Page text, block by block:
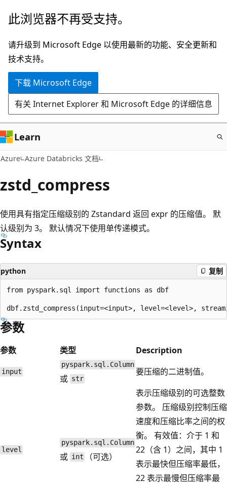
跳
主
要
内
此浏览器不再受支持。
请升级到 Microsoft Edge 以使用最新的功能、安全更新和
技术支持。
下载 Microsoft Edge
有关 Internet Explorer 和 Microsoft Edge 的详细信息
Learn
Azure Azure Databricks 文档
zstd_compress
使用具有指定压缩级别的 Zstandard 返回 expr 的压缩值。 默
认级别为 3。 默认情况下使用单传递模式。
Syntax
python 复制
from pyspark.sql import functions as dbf
参数
参数 类型 Description
input
pyspark.sql.Column
或 str
要压缩的二进制值。
level
pyspark.sql.Column
或 int （可选）
表示压缩级别的可选整数
参数。 压缩级别控制压缩
速度和压缩比率之间的权
衡。 有效值：介于 1 和
22（含 1）之间，其中 1
表示最快但压缩率最低，
22 表示最慢但压缩率最